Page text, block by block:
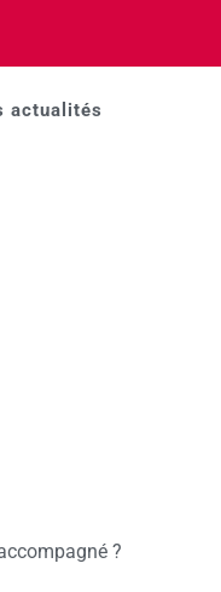
actualités
?